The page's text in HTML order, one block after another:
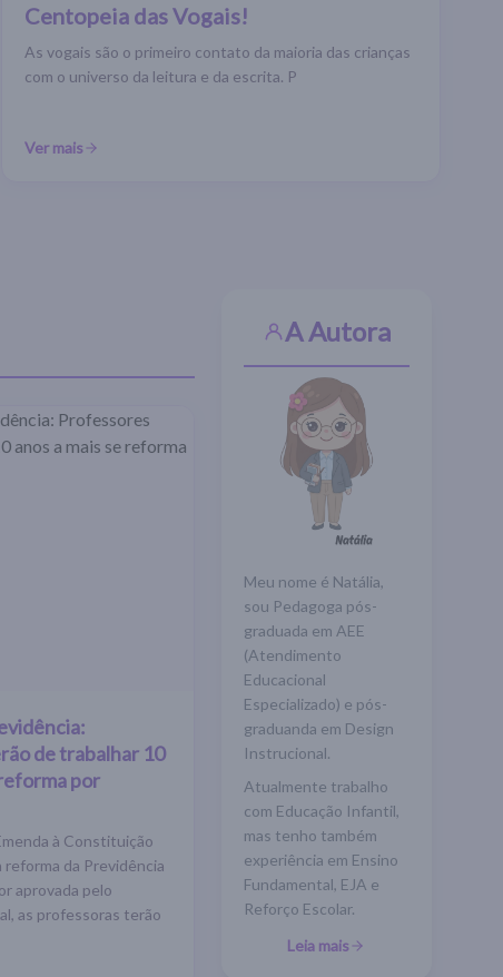
Centopeia das Vogais!
As vogais são o primeiro contato da maioria das crianças
com o universo da leitura e da escrita. P
Ver mais
de trabalhar 10
por
à Constituição
reforma da Previdência
aprovada pelo
as professoras terão
A Autora
Meu nome é Natália,
sou Pedagoga pós-
graduada em AEE
(Atendimento
Educacional
Especializado) e pós-
graduanda em Design
Instrucional.
Atualmente trabalho
com Educação Infantil,
mas tenho também
experiência em Ensino
Fundamental, EJA e
Reforço Escolar.
Leia mais